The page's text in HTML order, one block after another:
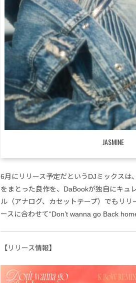
JASMINE
6月にリリース予定だというDJミックスは
をまとった良作を、DaBookが独自にキュ
ル（アナログ、カセットテープ）でもリ
ースに合わせて“Don’t wanna go Back
【リリース情報】